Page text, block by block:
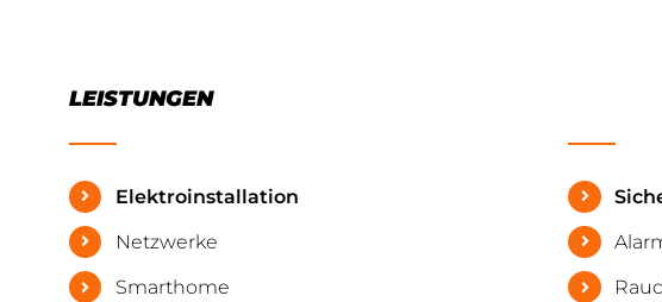
LEISTUNGEN
Elektroinstallation
Netzwerke
Smarthome